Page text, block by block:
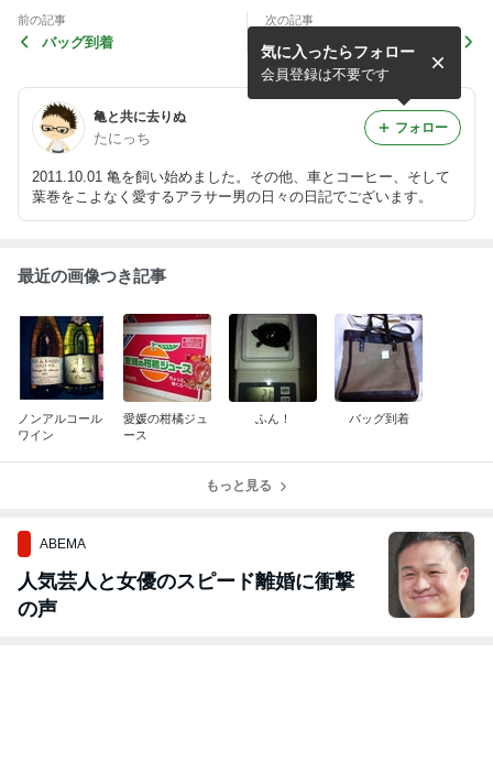
前の記事
バッグ到着
次の記事
マザーハウスツアーあとがき
のその後・・・。（マザーハ
ウスツアー）
亀と共に去りぬ
たにっち
2011.10.01 亀を飼い始めました。その他、車とコーヒー、そして
葉巻をこよなく愛するアラサー男の日々の日記でございます。
気に入ったらフォロー
会員登録は不要です
フォロー
最近の画像つき記事
ノンアルコール
ワイン
愛媛の柑橘ジュ
ース
ふん！ バッグ到着
もっと見る
ABEMA
人気芸人と女優のスピード離婚に衝撃
の声